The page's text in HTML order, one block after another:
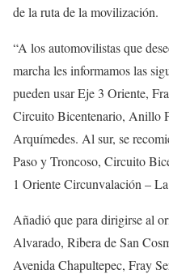
de la ruta de la movilización.
“A los automovilistas que
marcha les informamos las
pueden usar Eje 3 Oriente,
Circuito Bicentenario, Anillo
Arquímedes. Al sur, se
Paso y Troncoso, Circuito
1 Oriente Circunvalación –
Añadió que para dirigirse al
Alvarado, Ribera de San
Avenida Chapultepec, Fray